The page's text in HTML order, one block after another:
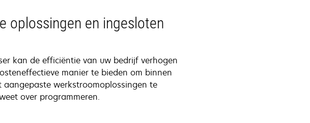
oplossingen en ingesloten
kan de efficiëntie van uw bedrijf verhogen
manier te bieden om binnen
werkstroomoplossingen te
over programmeren.